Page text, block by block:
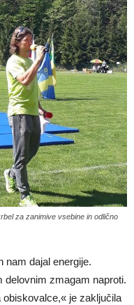
za zanimive vsebine in odlično
nam dajal energije.
delovnim zmagam naproti.
je zaključila